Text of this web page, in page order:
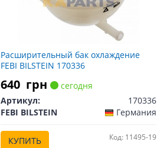
Расширительный бак охлаждение
FEBI BILSTEIN 170336
640 грн
сегодня
Артикул:
170336
FEBI BILSTEIN
Германия
КУПИТЬ Код: 11495-19